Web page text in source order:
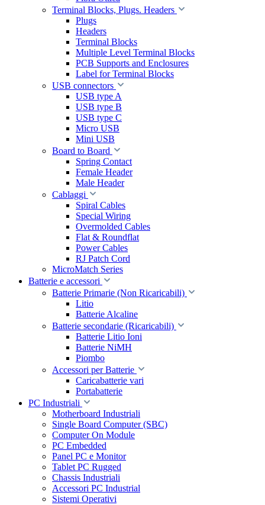
Terminal Blocks, Plugs. Headers
Plugs
Headers
Terminal Blocks
Multiple Level Terminal Blocks
PCB Supports and Enclosures
Label for Terminal Blocks
USB connectors
USB type A
USB type B
USB type C
Micro USB
Mini USB
Board to Board
Spring Contact
Female Header
Male Header
Cablaggi
Spiral Cables
Special Wiring
Overmolded Cables
Flat & Roundflat
Power Cables
RJ Patch Cord
MicroMatch Series
Batterie e accessori
Batterie Primarie (Non Ricaricabili)
Litio
Batterie Alcaline
Batterie secondarie (Ricaricabili)
Batterie Litio Ioni
Batterie NiMH
Piombo
Accessori per Batterie
Caricabatterie vari
Portabatterie
PC Industriali
Motherboard Industriali
Single Board Computer (SBC)
Computer On Module
PC Embedded
Panel PC e Monitor
Tablet PC Rugged
Chassis Industriali
Accessori PC Industrial
Sistemi Operativi